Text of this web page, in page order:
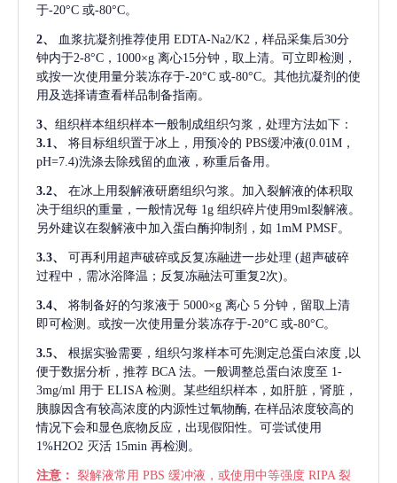
于-20°C 或-80°C。
2、 血浆抗凝剂推荐使用 EDTA-Na2/K2，样品采集后30分
钟内于2-8°C，1000×g 离心15分钟，取上清。可立即检测，
或按一次使用量分装冻存于-20°C 或-80°C。其他抗凝剂的使
用及选择请查看样品制备指南。
3、 组织样本组织样本一般制成组织匀浆，处理方法如下：
3.1、
将目标组织置于冰上，用预冷的 PBS缓冲液(0.01M，
pH=7.4)洗涤去除残留的血液，称重后备用。
3.2、
在冰上用裂解液研磨组织匀浆。加入裂解液的体积取
决于组织的重量，一般情况每 1g 组织碎片使用9ml裂解液。
另外建议在裂解液中加入蛋白酶抑制剂，如 1mM PMSF。
3.3、 可再利用超声破碎或反复冻融进一步处理 (超声破碎
过程中，需冰浴降温；反复冻融法可重复2次)。
3.4、 将制备好的匀浆液于 5000×g 离心 5 分钟，留取上清
即可检测。或按一次使用量分装冻存于-20°C 或-80°C。
3.5、 根据实验需要，组织匀浆样本可先测定总蛋白浓度
,以
便于数据分析，推荐 BCA 法。一般调整总蛋白浓度至 1-
3mg/ml 用于 ELISA 检测。某些组织样本，如肝脏，肾脏，
胰腺因含有较高浓度的内源性过氧物酶, 在样品浓度较高的
情况下会和显色底物反应，出现假阳性。可尝试使用
1%H2O2 灭活 15min 再检测。
注意： 裂解液常用 PBS 缓冲液，或使用中等强度 RIPA 裂